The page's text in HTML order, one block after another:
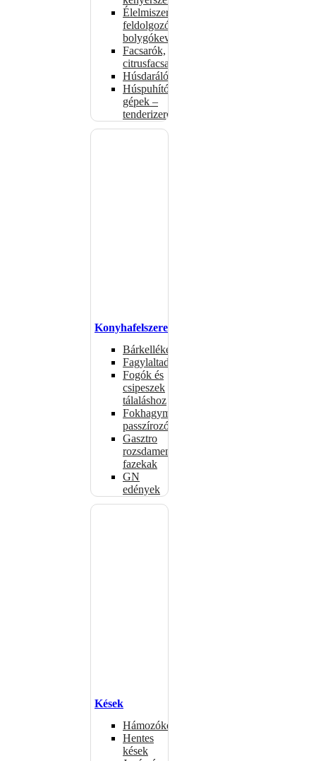
Élelmiszer-
feldolgozók –
bolygókeverők
Facsarók,
citrusfacsarók
Húsdarálók
Húspuhító
gépek –
tenderizerek
Konyhafelszerelés
Bárkellékek
Fagylaltadagolók
Fogók és
csipeszek
tálaláshoz
Fokhagymaprések,
passzírozók
Gasztro
rozsdamentes
fazekak
GN
edények
Kések
Hámozókések
Hentes
kések